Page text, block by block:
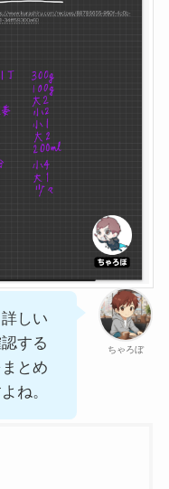
ちゃろぼ
しい
する
とめ
ね。